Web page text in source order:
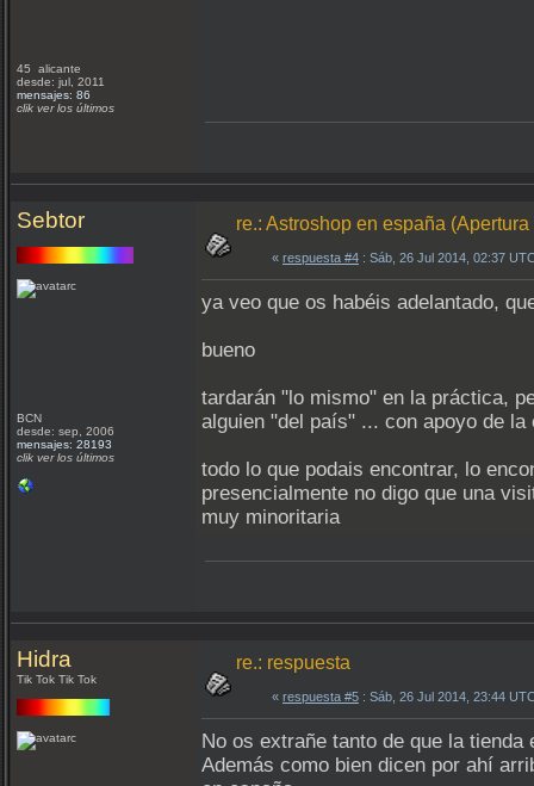
45 alicante
desde: jul, 2011
mensajes: 86
clik ver los últimos
Sebtor
BCN
desde: sep, 2006
mensajes: 28193
clik ver los últimos
re.: Astroshop en españa
« respuesta #4 : Sáb, 26 Jul 2014, 02:37
ya veo que os habéis adelantado,
bueno
tardarán "lo mismo" en la práctica,
alguien "del país" ... con apoyo de la
todo lo que podais encontrar, lo
presencialmente no digo que una
muy minoritaria
Hidra
Tik Tok Tik Tok
re.: respuesta
« respuesta #5 : Sáb, 26 Jul 2014, 23:44
No os extrañe tanto de que la
Además como bien dicen por ahí